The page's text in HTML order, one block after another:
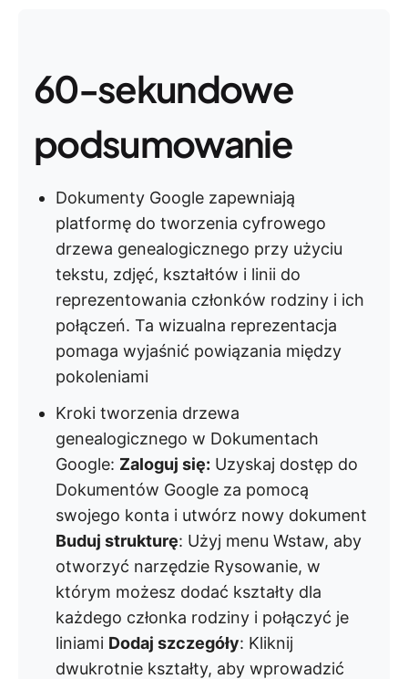
60-sekundowe
podsumowanie
Dokumenty Google zapewniają
platformę do tworzenia cyfrowego
drzewa genealogicznego przy użyciu
tekstu, zdjęć, kształtów i linii do
reprezentowania członków rodziny i ich
połączeń. Ta wizualna reprezentacja
pomaga wyjaśnić powiązania między
pokoleniami
Kroki tworzenia drzewa
genealogicznego w Dokumentach
Google: Zaloguj się: Uzyskaj dostęp do
Dokumentów Google za pomocą
swojego konta i utwórz nowy dokument
Buduj strukturę: Użyj menu Wstaw, aby
otworzyć narzędzie Rysowanie, w
którym możesz dodać kształty dla
każdego członka rodziny i połączyć je
liniami Dodaj szczegóły: Kliknij
dwukrotnie kształty, aby wprowadzić